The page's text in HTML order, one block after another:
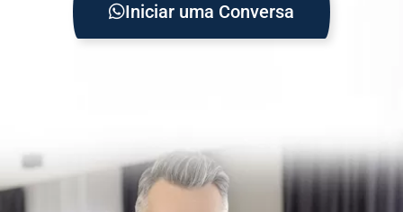
Iniciar uma Conversa